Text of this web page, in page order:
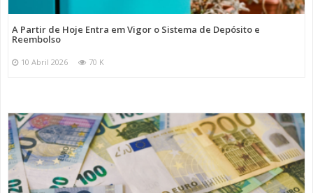
A Partir de Hoje Entra em Vigor o Sistema de Depósito e
Reembolso
10 Abril 2026 70 K